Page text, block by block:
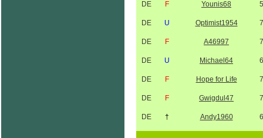
DE F Younis68
DE U Optimist1954
DE F A46997
DE U Michael64
DE F Hope for Life
DE F Gwigdul47
DE † Andy1960